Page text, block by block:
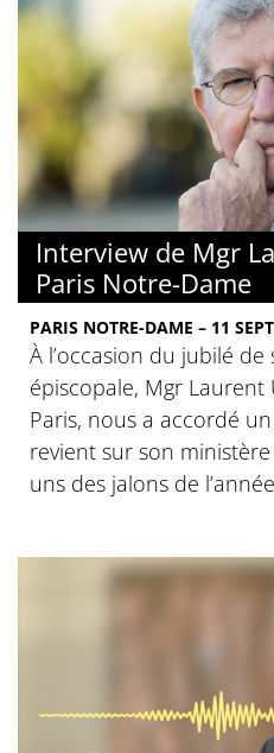
Interview de Mgr
Paris Notre-Dame
PARIS NOTRE-DAME – 11
À l’occasion du jubilé
épiscopale, Mgr
Paris, nous a accordé
revient sur son
uns des jalons de